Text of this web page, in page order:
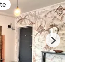
Next